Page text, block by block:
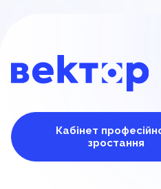
Кабінет
зростання